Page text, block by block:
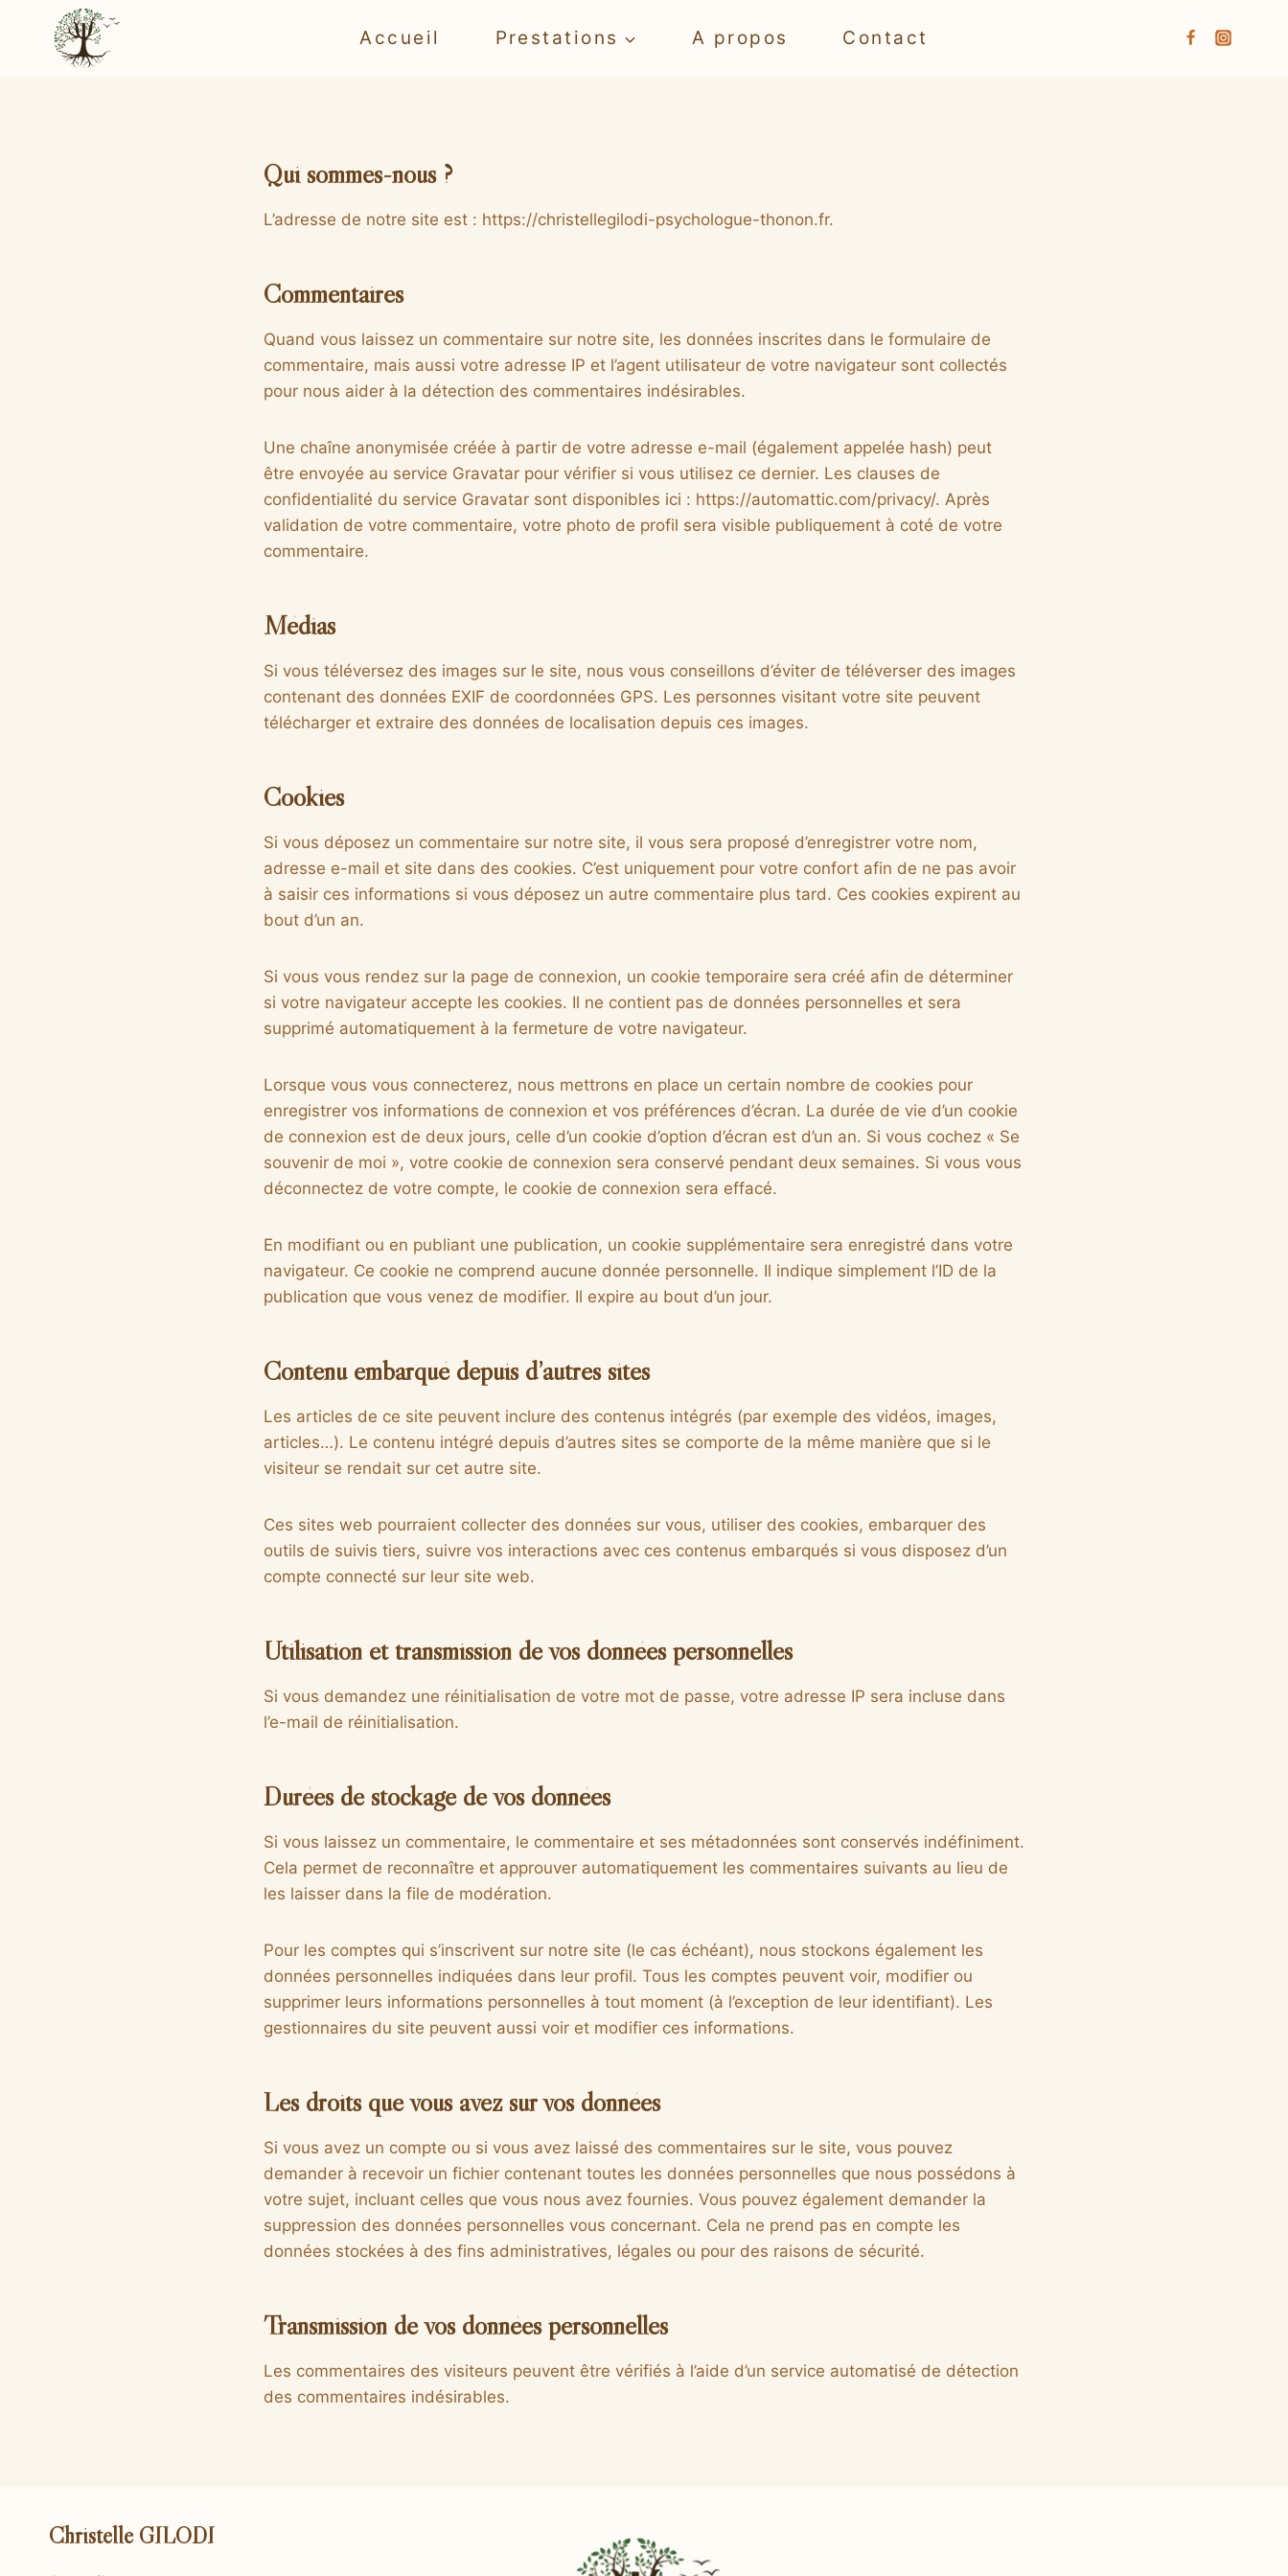
Accueil Prestations A propos Contact
Qui sommes-nous ?
L’adresse de notre site est : https://christellegilodi-psychologue-thonon.fr.
Commentaires
Quand vous laissez un commentaire sur notre site, les données inscrites dans le formulaire de
commentaire, mais aussi votre adresse IP et l’agent utilisateur de votre navigateur sont collectés
pour nous aider à la détection des commentaires indésirables.
Une chaîne anonymisée créée à partir de votre adresse e-mail (également appelée hash) peut
être envoyée au service Gravatar pour vérifier si vous utilisez ce dernier. Les clauses de
confidentialité du service Gravatar sont disponibles ici : https://automattic.com/privacy/. Après
validation de votre commentaire, votre photo de profil sera visible publiquement à coté de votre
commentaire.
Médias
Si vous téléversez des images sur le site, nous vous conseillons d’éviter de téléverser des images
contenant des données EXIF de coordonnées GPS. Les personnes visitant votre site peuvent
télécharger et extraire des données de localisation depuis ces images.
Cookies
Si vous déposez un commentaire sur notre site, il vous sera proposé d’enregistrer votre nom,
adresse e-mail et site dans des cookies. C’est uniquement pour votre confort afin de ne pas avoir
à saisir ces informations si vous déposez un autre commentaire plus tard. Ces cookies expirent au
bout d’un an.
Si vous vous rendez sur la page de connexion, un cookie temporaire sera créé afin de déterminer
si votre navigateur accepte les cookies. Il ne contient pas de données personnelles et sera
supprimé automatiquement à la fermeture de votre navigateur.
Lorsque vous vous connecterez, nous mettrons en place un certain nombre de cookies pour
enregistrer vos informations de connexion et vos préférences d’écran. La durée de vie d’un cookie
de connexion est de deux jours, celle d’un cookie d’option d’écran est d’un an. Si vous cochez « Se
souvenir de moi », votre cookie de connexion sera conservé pendant deux semaines. Si vous vous
déconnectez de votre compte, le cookie de connexion sera effacé.
En modifiant ou en publiant une publication, un cookie supplémentaire sera enregistré dans votre
navigateur. Ce cookie ne comprend aucune donnée personnelle. Il indique simplement l’ID de la
publication que vous venez de modifier. Il expire au bout d’un jour.
Contenu embarqué depuis d’autres sites
Les articles de ce site peuvent inclure des contenus intégrés (par exemple des vidéos, images,
articles…). Le contenu intégré depuis d’autres sites se comporte de la même manière que si le
visiteur se rendait sur cet autre site.
Ces sites web pourraient collecter des données sur vous, utiliser des cookies, embarquer des
outils de suivis tiers, suivre vos interactions avec ces contenus embarqués si vous disposez d’un
compte connecté sur leur site web.
Utilisation et transmission de vos données personnelles
Si vous demandez une réinitialisation de votre mot de passe, votre adresse IP sera incluse dans
l’e-mail de réinitialisation.
Durées de stockage de vos données
Si vous laissez un commentaire, le commentaire et ses métadonnées sont conservés indéfiniment.
Cela permet de reconnaître et approuver automatiquement les commentaires suivants au lieu de
les laisser dans la file de modération.
Pour les comptes qui s’inscrivent sur notre site (le cas échéant), nous stockons également les
données personnelles indiquées dans leur profil. Tous les comptes peuvent voir, modifier ou
supprimer leurs informations personnelles à tout moment (à l’exception de leur identifiant). Les
gestionnaires du site peuvent aussi voir et modifier ces informations.
Les droits que vous avez sur vos données
Si vous avez un compte ou si vous avez laissé des commentaires sur le site, vous pouvez
demander à recevoir un fichier contenant toutes les données personnelles que nous possédons à
votre sujet, incluant celles que vous nous avez fournies. Vous pouvez également demander la
suppression des données personnelles vous concernant. Cela ne prend pas en compte les
données stockées à des fins administratives, légales ou pour des raisons de sécurité.
Transmission de vos données personnelles
Les commentaires des visiteurs peuvent être vérifiés à l’aide d’un service automatisé de détection
des commentaires indésirables.
Christelle GILODI